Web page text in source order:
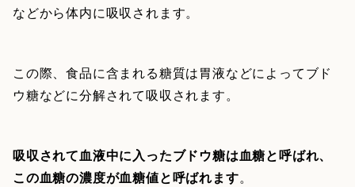
などから体内に吸収されます。
この際、食品に含まれる糖質は胃液などによってブド
ウ糖などに分解されて吸収されます。
吸収されて血液中に入ったブドウ糖は血糖と呼ばれ、
この血糖の濃度が血糖値と呼ばれます。